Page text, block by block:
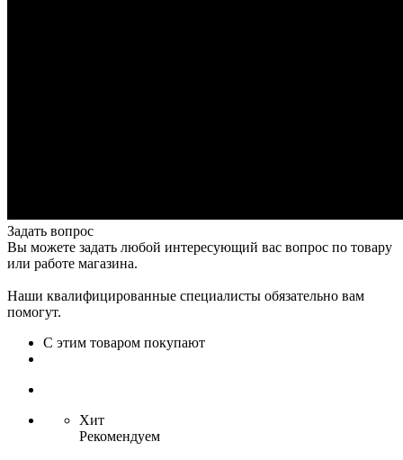
Задать вопрос
Вы можете задать любой интересующий вас вопрос по товару
или работе магазина.
Наши квалифицированные специалисты обязательно вам
помогут.
С этим товаром покупают
Хит
Рекомендуем